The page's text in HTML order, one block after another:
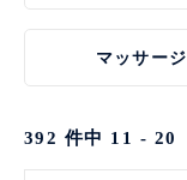
マッサージ
392 件中 11 - 20